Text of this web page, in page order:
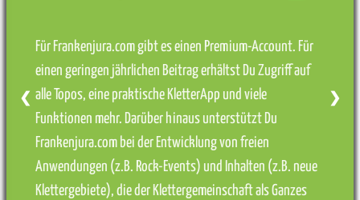
Für Frankenjura.com gibt es einen Premium-Account. Für
einen geringen jährlichen Beitrag erhältst Du Zugriff auf
alle Topos, eine praktische KletterApp und viele
Funktionen mehr. Darüber hinaus unterstützt Du
Frankenjura.com bei der Entwicklung von freien
Anwendungen (z.B. Rock-Events) und Inhalten (z.B. neue
Klettergebiete), die der Klettergemeinschaft als Ganzes
❮ ❯